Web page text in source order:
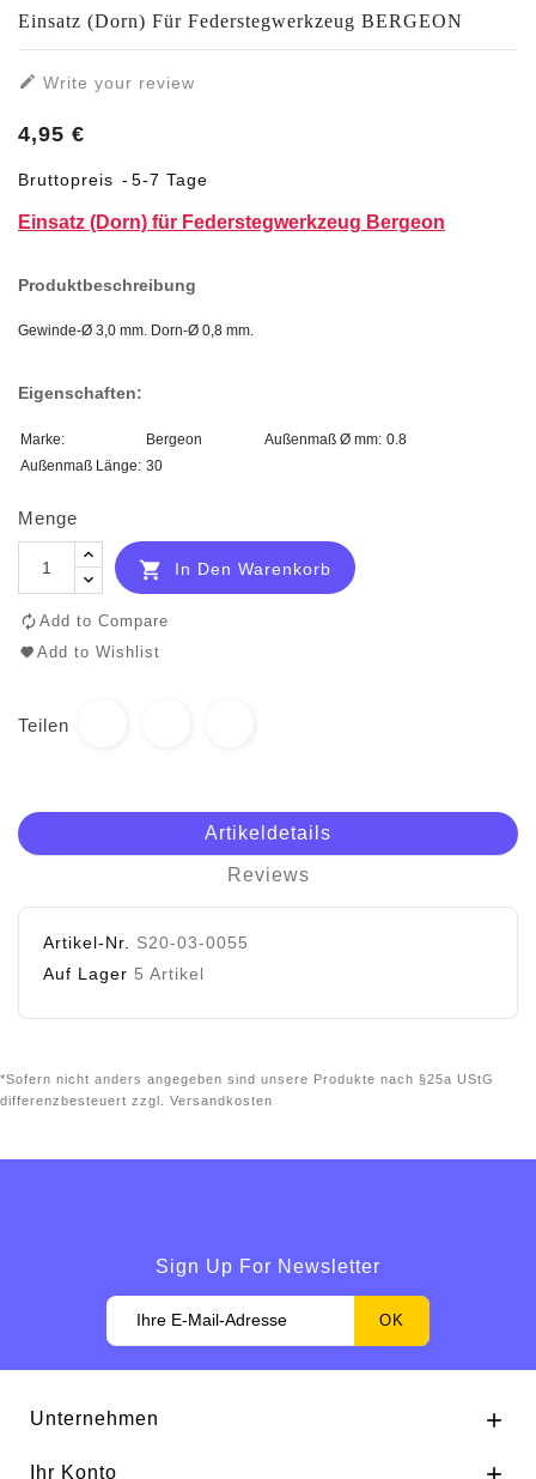
Einsatz (Dorn) Für Federstegwerkzeug BERGEON
 Write your review
4,95 €
Bruttopreis 5-7 Tage
Einsatz (Dorn) für Federstegwerkzeug Bergeon
Produktbeschreibung
Gewinde-Ø 3,0 mm. Dorn-Ø 0,8 mm.
Eigenschaften:
Marke: Bergeon Außenmaß Ø mm: 0.8
Außenmaß Länge: 30
Menge
 In Den Warenkorb
Add to Compare
Add to Wishlist
Teilen
Artikeldetails
Reviews
Artikel-Nr.
S20-03-0055
Auf Lager 5 Artikel
*Sofern nicht anders angegeben sind unsere Produkte nach §25a UStG
differenzbesteuert zzgl. Versandkosten
Sign Up For Newsletter
Unternehmen 
Ihr Konto 